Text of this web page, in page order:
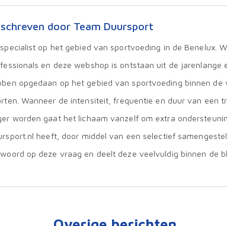
door Team Duursport
op het gebied van sportvoeding in de Benelux.
en deze webshop is ontstaan uit de jarenlange
opgedaan op het gebied van sportvoeding binnen de
Wanneer de intensiteit, frequentie en duur van een
worden gaat het lichaam vanzelf om extra
heeft, door middel van een selectief
op deze vraag en deelt deze veelvuldig binnen de